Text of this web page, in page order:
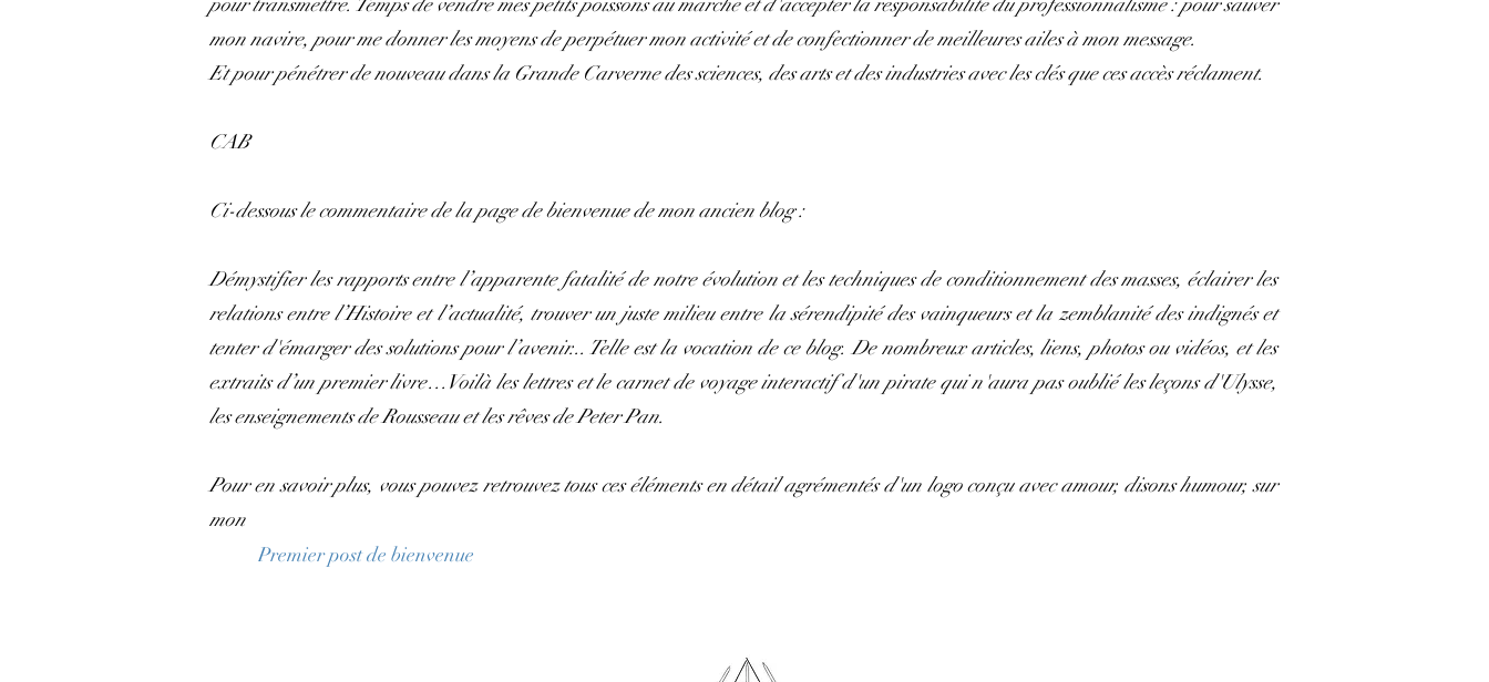
mon navire, pour me donner les moyens de perpétuer mon activité et de confectionner de meilleures ailes à mon message.
Et pour pénétrer de nouveau dans la Grande Carverne des sciences, des arts et des industries avec les clés que ces accès réclament.
CAB
Ci-dessous le commentaire de la page de bienvenue de mon ancien blog :
Démystifier les rapports entre l’apparente fatalité de notre évolution et les techniques de conditionnement des masses, éclairer les
relations entre l’Histoire et l’actualité, trouver un juste milieu entre la sérendipité des vainqueurs et la zemblanité des indignés et
tenter d'émarger des solutions pour l’avenir... Telle est la vocation de ce blog. De nombreux articles, liens, photos ou vidéos, et les
extraits d’un premier livre…Voilà les lettres et le carnet de voyage interactif d'un pirate qui n'aura pas oublié les leçons d'Ulysse,
les enseignements de Rousseau et les rêves de Peter Pan.
Pour en savoir plus, vous pouvez retrouvez tous ces éléments en détail agrémentés d'un logo conçu avec amour, disons humour, sur
mon
Premier post de bienvenue